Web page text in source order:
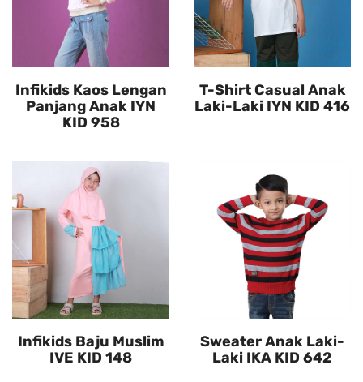
Infikids Kaos Lengan
Panjang Anak IYN
KID 958
T-Shirt Casual Anak
Laki-Laki IYN KID 416
Infikids Baju Muslim
IVE KID 148
Sweater Anak Laki-
Laki IKA KID 642